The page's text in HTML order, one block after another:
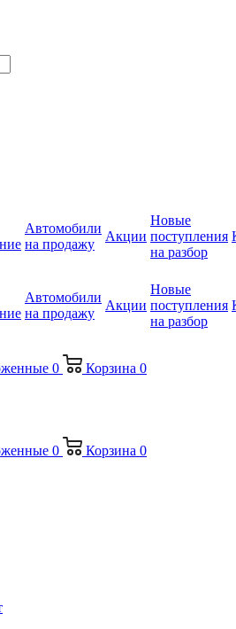
Автомобили
на продажу
Акции
Новые
поступления
на разбор
Автомобили
на продажу
Акции
Новые
поступления
на разбор
0 Корзина 0
0 Корзина 0